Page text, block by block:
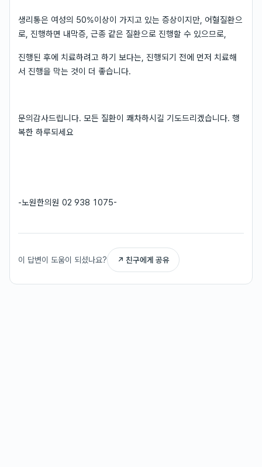
생리통은 여성의 50%이상이 가지고 있는 증상이지만, 어혈질환으
로, 진행하면 내막증, 근종 같은 질환으로 진행할 수 있으므로,
진행된 후에 치료하려고 하기 보다는, 진행되기 전에 먼저 치료해
서 진행을 막는 것이 더 좋습니다.
문의감사드립니다. 모든 질환이 쾌차하시길 기도드리겠습니다. 행
복한 하루되세요
-노원한의원 02 938 1075-
이 답변이 도움이 되셨나요? ↗ 친구에게 공유